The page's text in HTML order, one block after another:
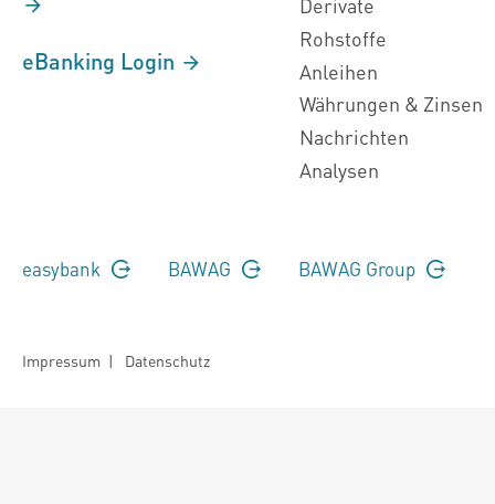
eBanking Login
Rohstoffe
Anleihen
Währungen & Zinsen
Nachrichten
Analysen
easybank BAWAG BAWAG Group
Impressum | Datenschutz